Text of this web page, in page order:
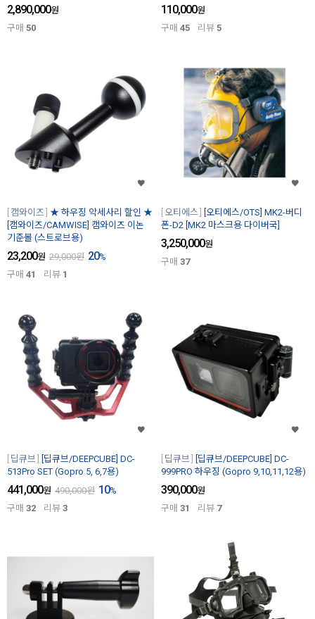
2,890,000원
구매 50
110,000원
구매 45 리뷰 5
캠와이즈 ★ 하우징 악세사리 할인 ★
[캠와이즈/CAMWISE] 캠와이즈 이논
기준볼 (스트로브용)
23,200원 29,000원 20%
구매 41 리뷰 1
오티에스
[오티에스/OTS] MK2-버디
폰-D2 [MK2 마스크용 다이버국]
3,250,000원
구매 37
딥큐브
[딥큐브/DEEPCUBE] DC-
513Pro SET (Gopro 5, 6,7용)
441,000원 490,000원 10%
구매 32 리뷰 3
딥큐브
[딥큐브/DEEPCUBE] DC-
999PRO 하우징 (Gopro 9,10,11,12용)
390,000원
구매 31 리뷰 7